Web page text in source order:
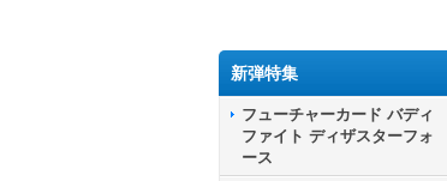
新弾特集
フューチャーカード バディ
ファイト ディザスターフォ
ース